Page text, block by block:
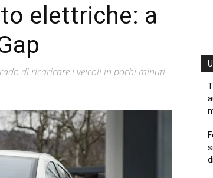
elettriche: a
di ricaricare i veicoli in pochi minuti